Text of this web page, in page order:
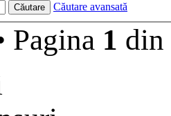
Căutare Căutare avansată
Pagina 1 din